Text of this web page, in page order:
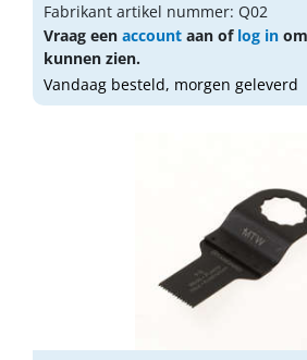
Fabrikant artikel nummer: Q02
Vraag een account aan of log in
kunnen zien.
Vandaag besteld, morgen geleverd